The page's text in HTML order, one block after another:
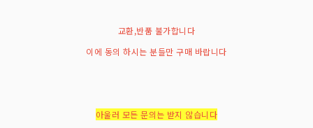
교환,반품 불가합니다
이에 동의 하시는 분들만 구매 바랍니다
아울러 모든 문의는 받지 않습니다